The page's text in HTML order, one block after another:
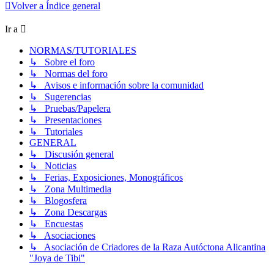
Volver a Índice general
Ir a
NORMAS/TUTORIALES
↳ Sobre el foro
↳ Normas del foro
↳ Avisos e información sobre la comunidad
↳ Sugerencias
↳ Pruebas/Papelera
↳ Presentaciones
↳ Tutoriales
GENERAL
↳ Discusión general
↳ Noticias
↳ Ferias, Exposiciones, Monográficos
↳ Zona Multimedia
↳ Blogosfera
↳ Zona Descargas
↳ Encuestas
↳ Asociaciones
↳ Asociación de Criadores de la Raza Autóctona Alicantina
"Joya de Tibi"